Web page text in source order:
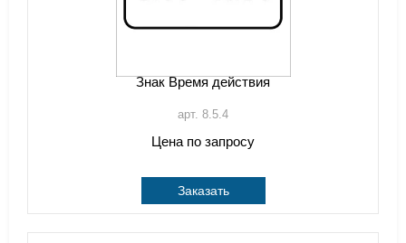
Знак Время действия
арт. 8.5.4
Цена по запросу
Заказать